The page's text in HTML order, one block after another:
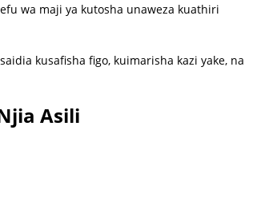
wa maji ya kutosha unaweza kuathiri
kusafisha figo, kuimarisha kazi yake, na
Asili